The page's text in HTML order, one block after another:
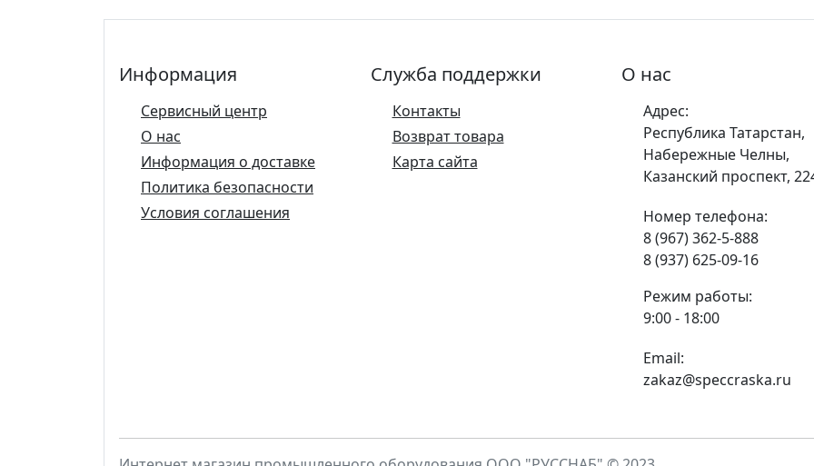
Информация
Сервисный центр
О нас
Информация о доставке
Политика безопасности
Условия соглашения
Служба поддержки
Контакты
Возврат товара
Карта сайта
О нас
Адрес:
Республика Татарстан,
Набережные Челны,
Казанский проспект,
Номер телефона:
8 (967) 362-5-888
8 (937) 625-09-16
Режим работы:
9:00 - 18:00
Email:
zakaz@speccraska.ru